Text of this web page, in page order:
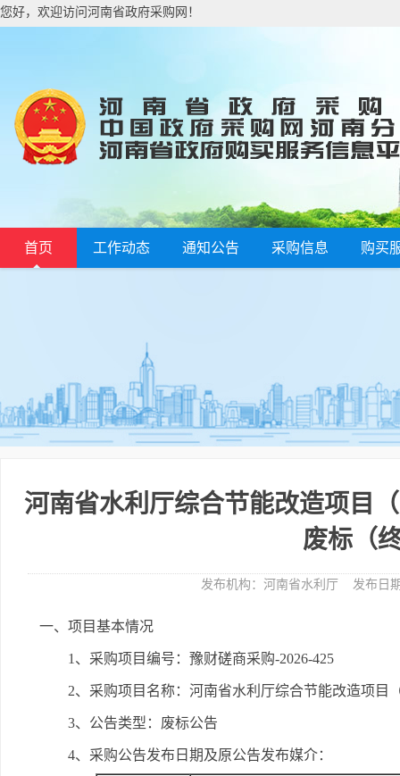
您好，欢迎访问河南省政府采购网！
首页 工作动态 通知公告 采购信息 购买
河南省水利厅综合节能改造项目
废标（
发布机构： 河南省水利厅 发布日
一、项目基本情况
1、采购项目编号：豫财磋商采购-2026-425
2、采购项目名称：河南省水利厅综合节能改造项目
3、公告类型：废标公告
4、采购公告发布日期及原公告发布媒介：